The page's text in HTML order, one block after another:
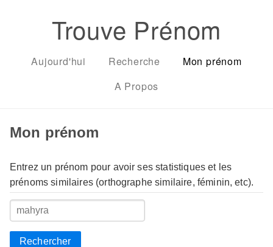
Trouve Prénom
Aujourd'hui Recherche
Mon prénom
A Propos
Mon prénom
Entrez un prénom pour avoir ses statistiques et les
prénoms similaires (orthographe similaire, féminin, etc).
Rechercher